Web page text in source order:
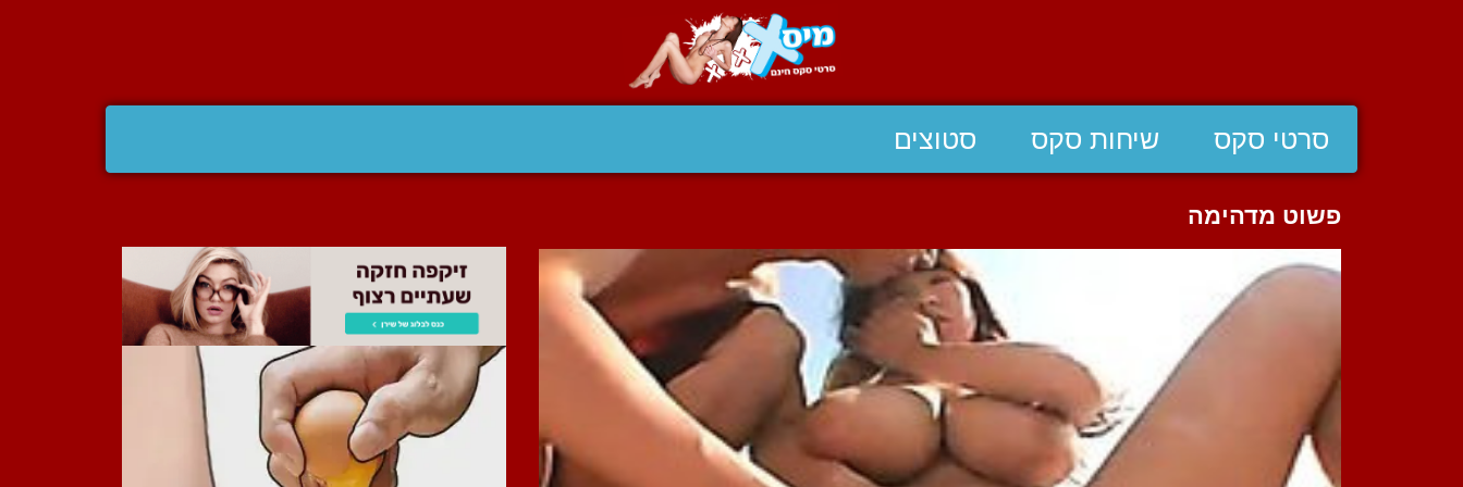
סרטי סקס שיחות סקס סטוצים
פשוט מדהימה